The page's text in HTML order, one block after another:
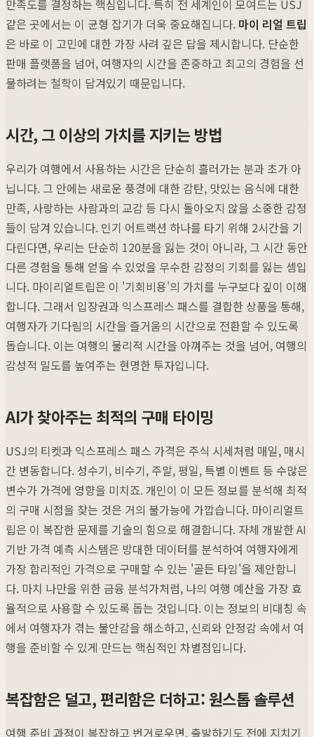
만족도를 결정하는 핵심입니다. 특히 전 세계인이 모여드는 USJ
같은 곳에서는 이 균형 잡기가 더욱 중요해집니다. 마이 리얼 트립
은 바로 이 고민에 대한 가장 사려 깊은 답을 제시합니다. 단순한
판매 플랫폼을 넘어, 여행자의 시간을 존중하고 최고의 경험을 선
물하려는 철학이 담겨있기 때문입니다.
시간, 그 이상의 가치를 지키는 방법
우리가 여행에서 사용하는 시간은 단순히 흘러가는 분과 초가 아
닙니다. 그 안에는 새로운 풍경에 대한 감탄, 맛있는 음식에 대한
만족, 사랑하는 사람과의 교감 등 다시 돌아오지 않을 소중한 감정
들이 담겨 있습니다. 인기 어트랙션 하나를 타기 위해 2시간을 기
다린다면, 우리는 단순히 120분을 잃는 것이 아니라, 그 시간 동안
다른 경험을 통해 얻을 수 있었을 무수한 감정의 기회를 잃는 셈입
니다. 마이리얼트립은 이 '기회비용'의 가치를 누구보다 깊이 이해
합니다. 그래서 입장권과 익스프레스 패스를 결합한 상품을 통해,
여행자가 기다림의 시간을 즐거움의 시간으로 전환할 수 있도록
돕습니다. 이는 여행의 물리적 시간을 아껴주는 것을 넘어, 여행의
감성적 밀도를 높여주는 현명한 투자입니다.
AI가 찾아주는 최적의 구매 타이밍
USJ의 티켓과 익스프레스 패스 가격은 주식 시세처럼 매일, 매시
간 변동합니다. 성수기, 비수기, 주말, 평일, 특별 이벤트 등 수많은
변수가 가격에 영향을 미치죠. 개인이 이 모든 정보를 분석해 최적
의 구매 시점을 찾는 것은 거의 불가능에 가깝습니다. 마이리얼트
립은 이 복잡한 문제를 기술의 힘으로 해결합니다. 자체 개발한 AI
기반 가격 예측 시스템은 방대한 데이터를 분석하여 여행자에게
가장 합리적인 가격으로 구매할 수 있는 '골든 타임'을 제안합니
다. 마치 나만을 위한 금융 분석가처럼, 나의 여행 예산을 가장 효
율적으로 사용할 수 있도록 돕는 것입니다. 이는 정보의 비대칭 속
에서 여행자가 겪는 불안감을 해소하고, 신뢰와 안정감 속에서 여
행을 준비할 수 있게 만드는 핵심적인 차별점입니다.
복잡함은 덜고, 편리함은 더하고: 원스톱 솔루션
여행 준비 과정이 복잡하고 번거로우면, 출발하기도 전에 지치기